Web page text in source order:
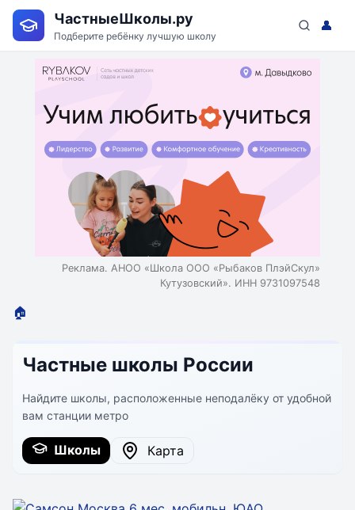
ЧастныеШколы.ру
Подберите ребёнку лучшую школу
👤
Реклама. АНОО «Школа ООО «Рыбаков ПлэйСкул»
Кутузовский». ИНН 9731097548
🏠
Частные школы России
Найдите школы, расположенные неподалёку от удобной
вам станции метро
Школы Карта